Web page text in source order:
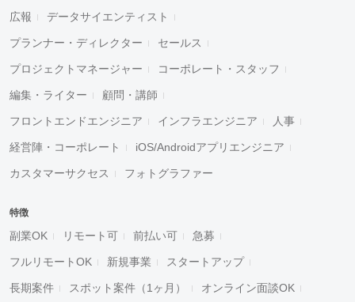
広報 データサイエンティスト
プランナー・ディレクター セールス
プロジェクトマネージャー コーポレート・スタッフ
編集・ライター 顧問・講師
フロントエンドエンジニア インフラエンジニア 人事
経営陣・コーポレート iOS/Androidアプリエンジニア
カスタマーサクセス フォトグラファー
特徴
副業OK リモート可 前払い可 急募
フルリモートOK 新規事業 スタートアップ
長期案件 スポット案件（1ヶ月） オンライン面談OK